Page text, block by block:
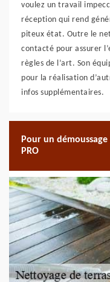
voulez un travail
réception qui rend
piteux état. Outre le
contacté pour assurer
règles de l’art. Son
pour la réalisation
infos supplémentaires.
Pour un
PRO